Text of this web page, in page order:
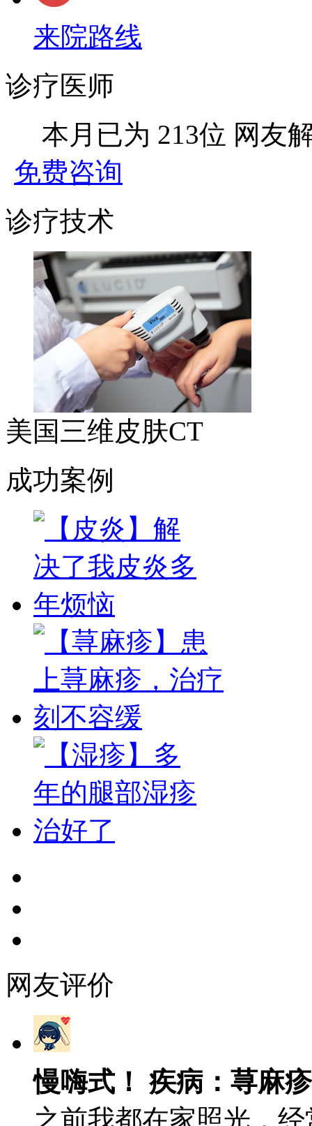
来院路线
诊疗医师
本月已为 213位 网友
免费咨询
诊疗技术
美国三维皮肤CT
成功案例
网友评价
慢嗨式！ 疾病：荨麻疹
之前我都在家照光，